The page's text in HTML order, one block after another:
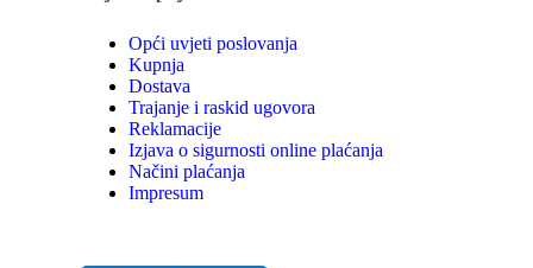
Opći uvjeti poslovanja
Kupnja
Dostava
Trajanje i raskid ugovora
Reklamacije
Izjava o sigurnosti online plaćanja
Načini plaćanja
Impresum